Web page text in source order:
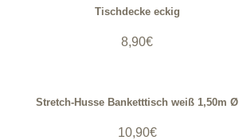
Tischdecke eckig
8,90€
Stretch-Husse Banketttisch weiß 1,50m Ø
10,90€